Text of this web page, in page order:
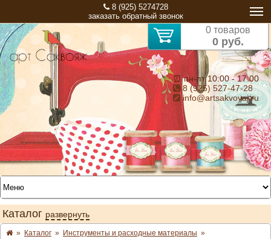
8 (925) 5274728
заказать обратный звонок
0 товаров
0 руб.
⏰ пн-пт 10:00 - 17:00
8 (925) 527-47-28
info@artsakvoyaj.ru
Каталог развернуть
» Каталог » Инструменты и расходные материалы »